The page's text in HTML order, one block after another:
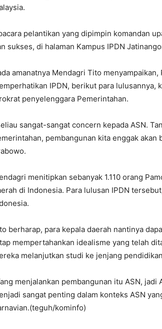
pelantikan yang dipimpin komandan
sukses, di halaman Kampus IPDN
amanatnya Mendagri Tito
IPDN, berikut para
penyelenggara Pemerintahan.
sangat-sangat concern kepada ASN.
pembangunan kita enggak
menitipkan sebanyak 1.110 orang
di Indonesia. Para lulusan IPDN
berharap, para kepala daerah nantinya
mempertahankan idealisme yang telah
melanjutkan studi ke jenjang
menjalankan pembangunan itu ASN,
sangat penting dalam konteks ASN
kominfo)